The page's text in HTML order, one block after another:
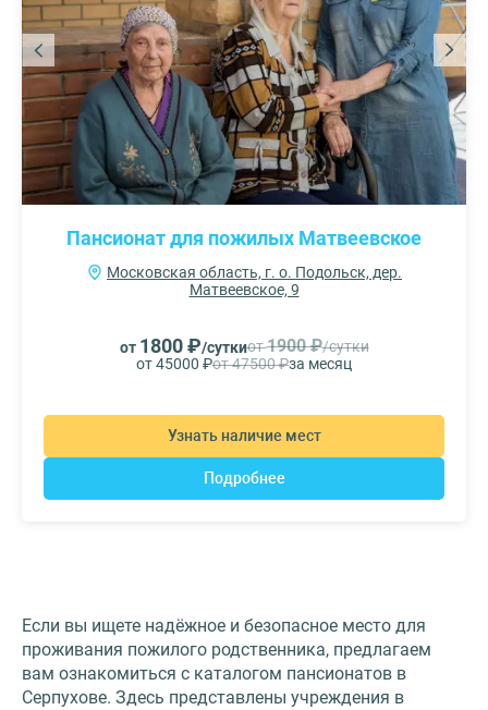
Пансионат для пожилых Матвеевское
Московская область, г. о. Подольск, дер.
Матвеевское, 9
от 1800 ₽/суткиот1900 ₽/сутки
от 45000 ₽от 47500 ₽за месяц
Узнать наличие мест
Подробнее
Если вы ищете надёжное и безопасное место для
проживания пожилого родственника, предлагаем
вам ознакомиться с каталогом пансионатов в
Серпухове. Здесь представлены учреждения в